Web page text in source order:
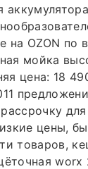
на OZON по
мойка
цена: 18
цены,
товаров,